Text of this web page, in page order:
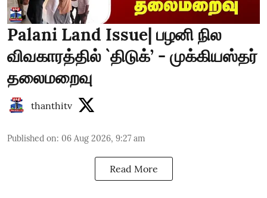
Palani Land Issue| பழனி நில
விவகாரத்தில் `திடுக்’ - முக்கியஸ்தர்
தலைமறைவு
thanthitv
Published on: 06 Aug 2026, 9:27 am
Read More